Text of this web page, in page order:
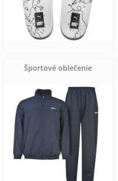
Športové oblečenie